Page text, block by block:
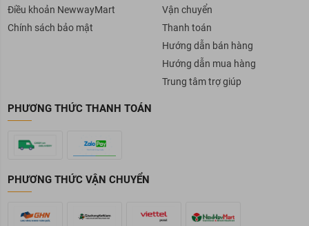
Điều khoản NewwayMart
Chính sách bảo mật
Vận chuyển
Thanh toán
Hướng dẫn bán hàng
Hướng dẫn mua hàng
Trung tâm trợ giúp
PHƯƠNG THỨC THANH TOÁN
PHƯƠNG THỨC VẬN CHUYỂN